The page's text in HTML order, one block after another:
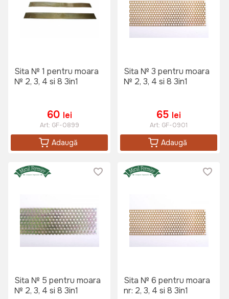
Sita № 1 pentru moara
№ 2, 3, 4 si 8 3in1
60 lei
Art: GF-0899
Adaugă
Sita № 3 pentru moara
№ 2, 3, 4 si 8 3in1
65 lei
Art: GF-0901
Adaugă
Sita № 5 pentru moara
№ 2, 3, 4 si 8 3in1
Sita № 6 pentru moara
nr: 2, 3, 4 si 8 3in1